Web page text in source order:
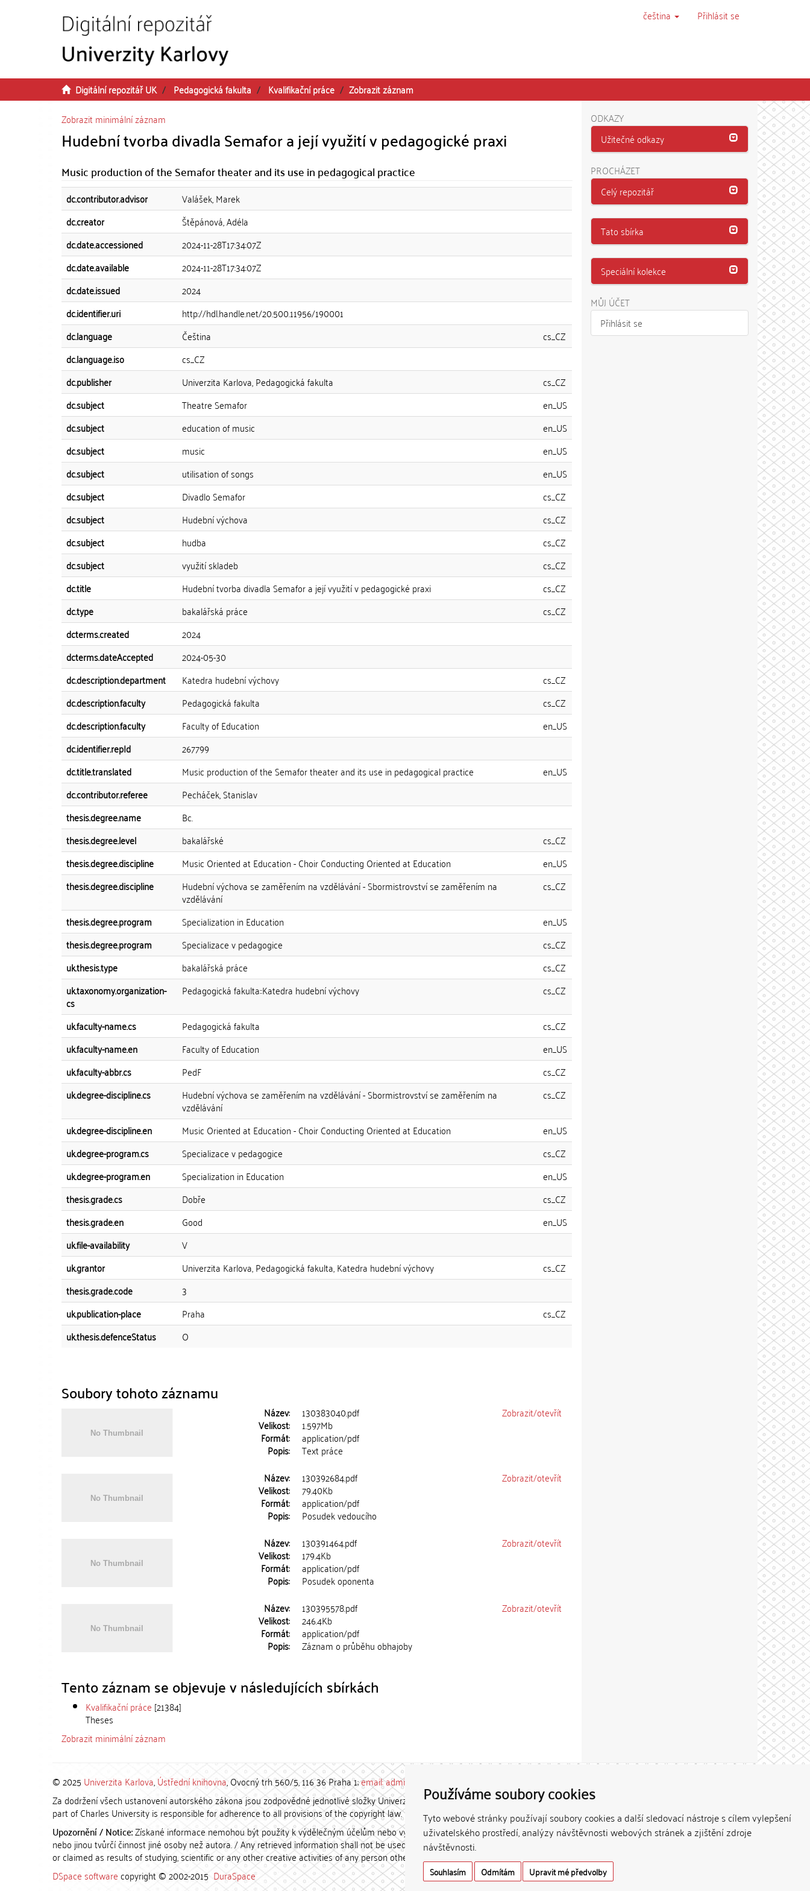
Používáme soubory cookies
Tyto webové stránky používají soubory cookies a další sledovací nástroje s cílem vylepšení
uživatelského prostředí, analýzy návštěvnosti webových stránek a zjištění zdroje
návštěvnosti.
Souhlasím Odmítám Upravit mé předvolby
čeština Přihlásit se
Digitální repozitář UK Pedagogická fakulta Kvalifikační práce
Zobrazit záznam
Zobrazit minimální záznam
Hudební tvorba divadla Semafor a její využití v pedagogické praxi
Music production of the Semafor theater and its use in pedagogical practice
dc.contributor.advisor
Valášek, Marek
dc.creator
Štěpánová, Adéla
dc.date.accessioned
2024-11-28T17:34:07Z
dc.date.available
2024-11-28T17:34:07Z
dc.date.issued
2024
dc.identifier.uri
http://hdl.handle.net/20.500.11956/190001
dc.language
Čeština
cs_CZ
dc.language.iso
cs_CZ
dc.publisher
Univerzita Karlova, Pedagogická fakulta
cs_CZ
dc.subject
Theatre Semafor
en_US
dc.subject
education of music
en_US
dc.subject
music
en_US
dc.subject
utilisation of songs
en_US
dc.subject
Divadlo Semafor
cs_CZ
dc.subject
Hudební výchova
cs_CZ
dc.subject
hudba
cs_CZ
dc.subject
využití skladeb
cs_CZ
dc.title
Hudební tvorba divadla Semafor a její využití v pedagogické praxi
cs_CZ
dc.type
bakalářská práce
cs_CZ
dcterms.created
2024
dcterms.dateAccepted
2024-05-30
dc.description.department
Katedra hudební výchovy
cs_CZ
dc.description.faculty
Pedagogická fakulta
cs_CZ
dc.description.faculty
Faculty of Education
en_US
dc.identifier.repId
267799
dc.title.translated
Music production of the Semafor theater and its use in pedagogical practice
en_US
dc.contributor.referee
Pecháček, Stanislav
thesis.degree.name
Bc.
thesis.degree.level
bakalářské
cs_CZ
thesis.degree.discipline
Music Oriented at Education - Choir Conducting Oriented at Education
en_US
thesis.degree.discipline
Hudební výchova se zaměřením na vzdělávání - Sbormistrovství se zaměřením na
vzdělávání
cs_CZ
thesis.degree.program Specialization in Education
en_US
thesis.degree.program
Specializace v pedagogice
cs_CZ
uk.thesis.type
bakalářská práce
cs_CZ
uk.taxonomy.organization-
cs
Pedagogická fakulta::Katedra hudební výchovy cs_CZ
uk.faculty-name.cs Pedagogická fakulta
cs_CZ
uk.faculty-name.en
Faculty of Education
en_US
uk.faculty-abbr.cs
PedF
cs_CZ
uk.degree-discipline.cs
Hudební výchova se zaměřením na vzdělávání - Sbormistrovství se zaměřením na
vzdělávání
cs_CZ
uk.degree-discipline.en Music Oriented at Education - Choir Conducting Oriented at Education
en_US
uk.degree-program.cs
Specializace v pedagogice
cs_CZ
uk.degree-program.en
Specialization in Education
en_US
thesis.grade.cs
Dobře
cs_CZ
thesis.grade.en
Good
en_US
uk.file-availability
V
uk.grantor
Univerzita Karlova, Pedagogická fakulta, Katedra hudební výchovy
cs_CZ
thesis.grade.code
3
uk.publication-place
Praha
cs_CZ
uk.thesis.defenceStatus
O
Soubory tohoto záznamu
Název: 130383040.pdf
Velikost: 1.597Mb
Formát: application/pdf
Popis: Text práce
Zobrazit/otevřít
Název: 130392684.pdf
Velikost: 79.40Kb
Formát: application/pdf
Popis: Posudek vedoucího
Zobrazit/otevřít
Název: 130391464.pdf
Velikost: 179.4Kb
Formát: application/pdf
Popis: Posudek oponenta
Zobrazit/otevřít
Název: 130395578.pdf
Velikost: 246.4Kb
Formát: application/pdf
Popis: Záznam o průběhu obhajoby
Zobrazit/otevřít
Tento záznam se objevuje v následujících sbírkách
Kvalifikační práce [21384]
Theses
Zobrazit minimální záznam
ODKAZY
Užitečné odkazy
PROCHÁZET
Celý repozitář
Tato sbírka
Speciální kolekce
MŮJ ÚČET
Přihlásit se
© 2025 Univerzita Karlova,Ústřední knihovna, Ovocný trh 560/5, 116 36 Praha 1;email: admin-repozitar [at] cuni.cz
Za dodržení všech ustanovení autorského zákona jsou zodpovědné jednotlivé složky Univerzity Karlovy. / Each constituent
part of Charles University is responsible for adherence to all provisions of the copyright law.
Upozornění / Notice:Získané informace nemohou být použity k výdělečným účelům nebo vydávány za studijní, vědeckou
nebo jinou tvůrčí činnost jiné osoby než autora. / Any retrieved information shall not be used for any commercial purposes
or claimed as results of studying, scientific or any other creative activities of any person other than the author.
DSpace softwarecopyright © 2002-2015 DuraSpace